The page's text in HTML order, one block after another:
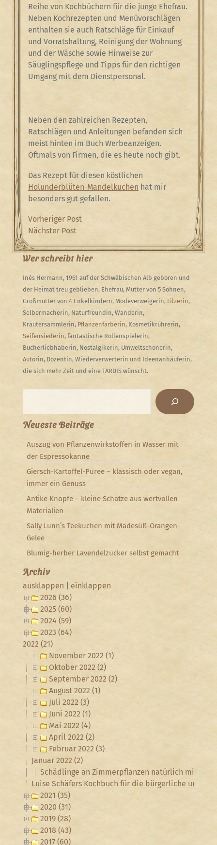
Reihe von Kochbüchern für die junge Ehefrau.
Neben Kochrezepten und Menüvorschlägen
enthalten sie auch Ratschläge für Einkauf
und Vorratshaltung, Reinigung der Wohnung
und der Wäsche sowie Hinweise zur
Säuglingspflege und Tipps für den richtigen
Umgang mit dem Dienstpersonal.
Neben den zahlreichen Rezepten,
Ratschlägen und Anleitungen befanden sich
meist hinten im Buch Werbeanzeigen.
Oftmals von Firmen, die es heute noch gibt.
Das Rezept für diesen köstlichen
Holunderblüten-Mandelkuchen hat mir
besonders gut gefallen.
Beitragsnavigation
Previous
Post
Vorheriger Post
Next
Post
Nächster Post
Wer schreibt hier
Inés Hermann, 1961 auf der Schwäbischen Alb geboren und
der Heimat treu geblieben, Ehefrau, Mutter von 5 Söhnen,
Großmutter von 4 Enkelkindern, Modeverweigerin, Filzerin,
Selbermacherin, Naturfreundin, Wanderin,
Kräutersammlerin, Pflanzenfärberin, Kosmetikrührerin,
Seifensiederin, fantastische Rollenspielerin,
Bücherliebhaberin, Nostalgikerin, Umweltschonerin,
Autorin, Dozentin, Wiederverwerterin und Ideenanhäuferin,
die sich mehr Zeit und eine TARDIS wünscht.
Neueste Beiträge
Auszug von Pflanzenwirkstoffen in Wasser mit
der Espressokanne
Giersch-Kartoffel-Püree – klassisch oder vegan,
immer ein Genuss
Antike Knöpfe – kleine Schätze aus wertvollen
Materialien
Sally Lunn’s Teekuchen mit Mädesüß-Orangen-
Gelee
Blumig-herber Lavendelzucker selbst gemacht
Archiv
ausklappen
einklappen
2026 (36)
2025 (60)
2024 (59)
2023 (64)
2022 (21)
November 2022 (1)
Oktober 2022 (2)
September 2022 (2)
August 2022 (1)
Juli 2022 (3)
Juni 2022 (1)
Mai 2022 (4)
April 2022 (2)
Februar 2022 (3)
Januar 2022 (2)
Schädlinge an Zimmerpflanzen natürlich mit
Luise Schäfers Kochbuch für die bürgerliche und
2021 (35)
2020 (31)
2019 (28)
2018 (43)
2017 (60)